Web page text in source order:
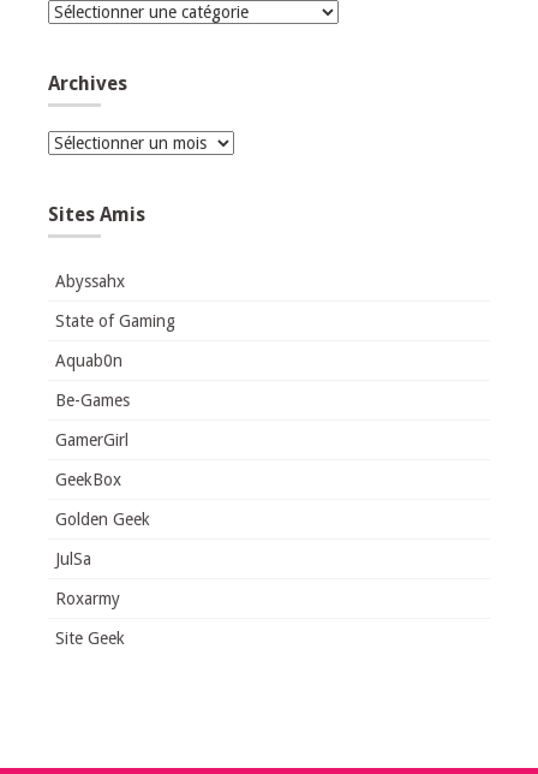
Catégories
Archives
Archives
Sites Amis
Abyssahx
State of Gaming
Aquab0n
Be-Games
GamerGirl
GeekBox
Golden Geek
JulSa
Roxarmy
Site Geek